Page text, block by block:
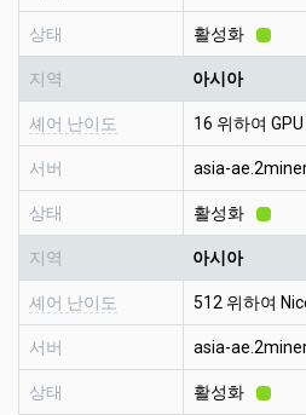
상태 활성화
지역 아시아
셰어 난이도 16 위하여 GPU
서버 asia-
상태 활성화
지역 아시아
셰어 난이도 512 위하여
서버 asia-
상태 활성화